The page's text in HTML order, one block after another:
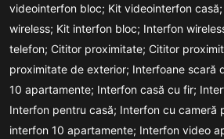
videointerfon bloc; Kit videointerfon casă;
wireless; Kit interfon bloc; Interfon
telefon; Cititor proximitate; Cititor
proximitate de exterior; Interfoane scară
10 apartamente; Interfon casă cu fir;
Interfon pentru casă; Interfon cu cameră
interfon 10 apartamente; Interfon video